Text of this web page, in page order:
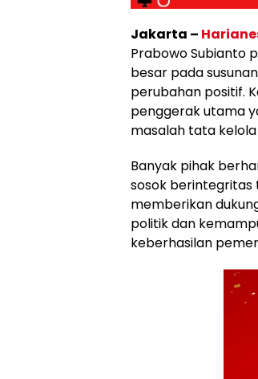
Jakarta –
Prabowo Subianto
besar pada
perubahan positif.
penggerak utama
masalah tata
Banyak pihak
sosok berintegritas
memberikan
politik dan
keberhasilan